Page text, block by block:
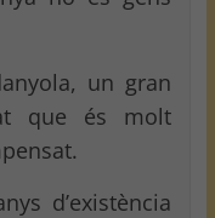
un gran
que és molt
d’existència